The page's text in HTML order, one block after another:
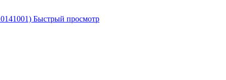
Быстрый просмотр